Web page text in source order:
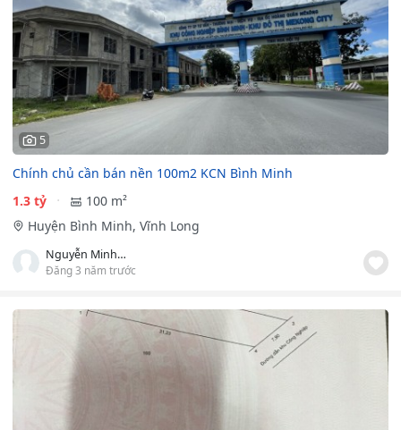
5
Chính chủ cần bán nền 100m2 KCN Bình Minh
1.3 tỷ
100 m²
Huyện Bình Minh, Vĩnh Long
Nguyễn Minh Hiếu
Đăng 3 năm trước